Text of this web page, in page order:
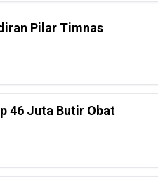
Pilar Timnas
46 Juta Butir Obat